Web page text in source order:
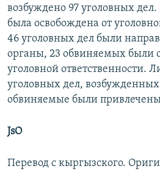
возбуждено 97 уголовных
была освобождена от
46 уголовных дел были
органы, 23 обвиняемых были
уголовной ответственности.
уголовных дел,
обвиняемые были привлечены
JsO
Перевод с кыргызского.